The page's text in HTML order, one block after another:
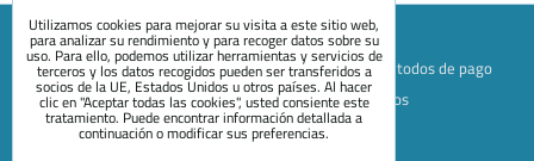
Mapa de la página web Términos y condiciones
Métodos de pago
Envío y devolución
+420 722 689 252
Quiénes somos
Contacto
Blog
Utilizamos cookies para mejorar su visita a este sitio web,
para analizar su rendimiento y para recoger datos sobre su
uso. Para ello, podemos utilizar herramientas y servicios de
terceros y los datos recogidos pueden ser transferidos a
socios de la UE, Estados Unidos u otros países. Al hacer
clic en "Aceptar todas las cookies", usted consiente este
tratamiento. Puede encontrar información detallada a
continuación o modificar sus preferencias.